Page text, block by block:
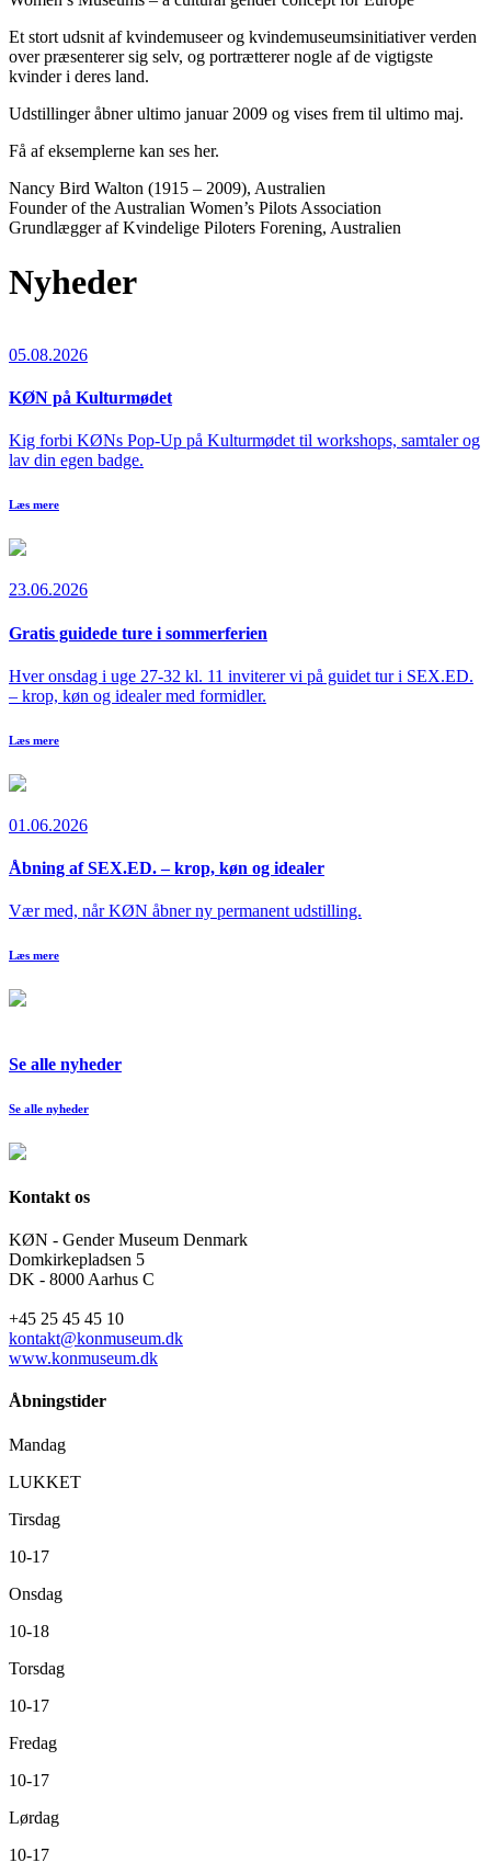
Et stort udsnit af kvindemuseer og kvindemuseumsinitiativer verden
over præsenterer sig selv, og portrætterer nogle af de vigtigste
kvinder i deres land.
Udstillinger åbner ultimo januar 2009 og vises frem til ultimo maj.
Få af eksemplerne kan ses her.
Nancy Bird Walton (1915 – 2009), Australien
Founder of the Australian Women’s Pilots Association
Grundlægger af Kvindelige Piloters Forening, Australien
Nyheder
05.08.2026
KØN på Kulturmødet
Kig forbi KØNs Pop-Up på Kulturmødet til workshops, samtaler og
lav din egen badge.
Læs mere
23.06.2026
Gratis guidede ture i sommerferien
Hver onsdag i uge 27-32 kl. 11 inviterer vi på guidet tur i SEX.ED.
– krop, køn og idealer med formidler.
Læs mere
01.06.2026
Åbning af SEX.ED. – krop, køn og idealer
Vær med, når KØN åbner ny permanent udstilling.
Læs mere
Se alle nyheder
Se alle nyheder
Kontakt os
KØN - Gender Museum Denmark
Domkirkepladsen 5
DK - 8000 Aarhus C
+45 25 45 45 10
kontakt@konmuseum.dk
www.konmuseum.dk
Åbningstider
Mandag
LUKKET
Tirsdag
10-17
Onsdag
10-18
Torsdag
10-17
Fredag
10-17
Lørdag
10-17